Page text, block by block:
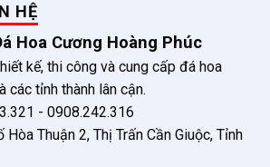
HỆ
Hoa Cương Hoàng Phúc
kế, thi công và cung cấp đá hoa
các tỉnh thành lân cận.
- 0908.242.316
Hòa Thuận 2, Thị Trấn Cần Giuộc, Tỉnh